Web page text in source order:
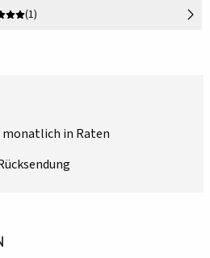
(1)
in Raten